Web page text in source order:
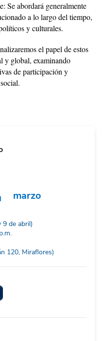
Se abordará generalmente
a lo largo del tiempo,
y culturales.
el papel de estos
y global, examinando
de participación y
marzo
9 de abril)
120, Miraflores)